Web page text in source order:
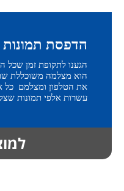
הדפסת תמונות
הגענו לתקופת זמן
הוא מצלמה משוכללת
את הטלפון ומצלמם כל
עשרות אלפי תמונות